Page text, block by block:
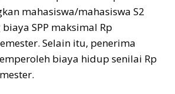
mahasiswa/mahasiswa S2
SPP maksimal Rp
Selain itu, penerima
biaya hidup senilai Rp